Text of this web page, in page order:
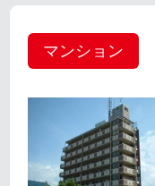
マンション